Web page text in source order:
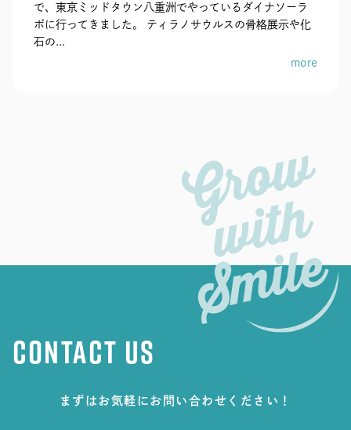
で、東京ミッドタウン八重洲でやっているダイナソーラ
ボに行ってきました。 ティラノサウルスの骨格展示や化
石の...
more
CONTACT US
まずはお気軽にお問い合わせください！